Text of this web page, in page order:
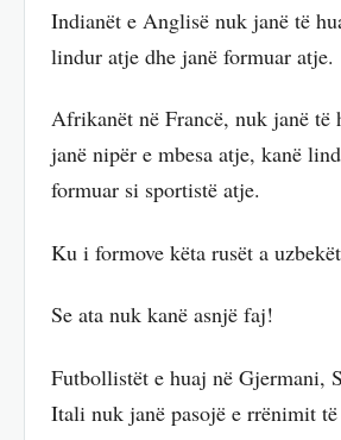
Indianët e Anglisë nuk janë të
lindur atje dhe janë formuar atje.
Afrikanët në Francë, nuk janë të
janë nipër e mbesa atje, kanë
formuar si sportistë atje.
Ku i formove këta rusët a
Se ata nuk kanë asnjë faj!
Futbollistët e huaj në Gjermani,
Itali nuk janë pasojë e rrënimit